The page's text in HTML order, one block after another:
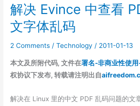
玩
仙
剑
传
解决 Evince 中查看
文字体乱码
2 Comments /Technology / 2011-01-13
本文及所附代码, 文件在署名-非商业性使
权协议下发布, 转载请注明出自
解决在 Linux 里的中文 PDF 乱码问题的文